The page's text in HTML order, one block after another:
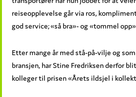
reiseopplevelse går via ros,
god service; «så bra»- og «tommel
Etter mange år med stå-på-vilje og
bransjen, har Stine Fredriksen derfor
kolleger til prisen «Årets ildsjel i